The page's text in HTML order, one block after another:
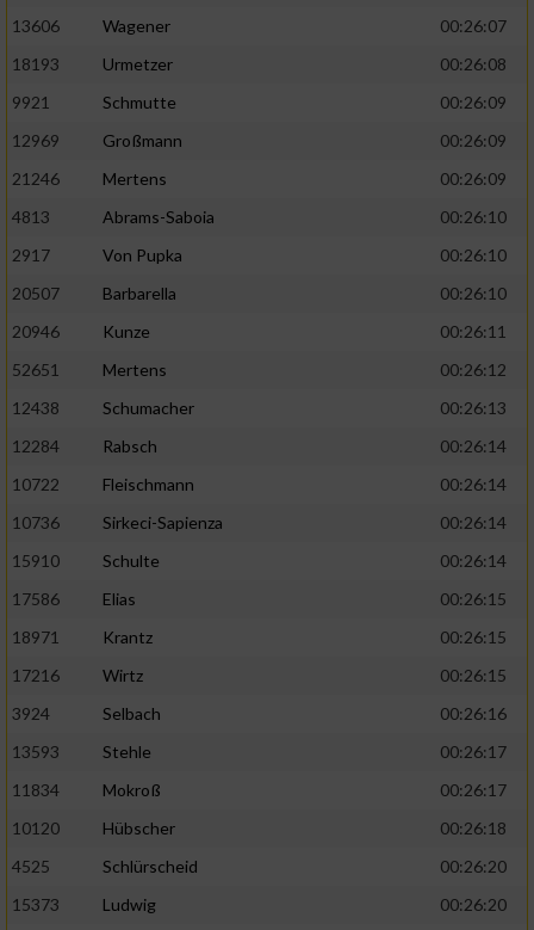
13606
Wagener
00:26:07
18193
Urmetzer
00:26:08
9921
Schmutte
00:26:09
12969
Großmann
00:26:09
21246
Mertens
00:26:09
4813
Abrams-Saboia
00:26:10
2917
Von Pupka
00:26:10
20507
Barbarella
00:26:10
20946
Kunze
00:26:11
52651
Mertens
00:26:12
12438
Schumacher
00:26:13
12284
Rabsch
00:26:14
10722
Fleischmann
00:26:14
10736
Sirkeci-Sapienza
00:26:14
15910
Schulte
00:26:14
17586
Elias
00:26:15
18971
Krantz
00:26:15
17216
Wirtz
00:26:15
3924
Selbach
00:26:16
13593
Stehle
00:26:17
11834
Mokroß
00:26:17
10120
Hübscher
00:26:18
4525
Schlürscheid
00:26:20
15373
Ludwig
00:26:20